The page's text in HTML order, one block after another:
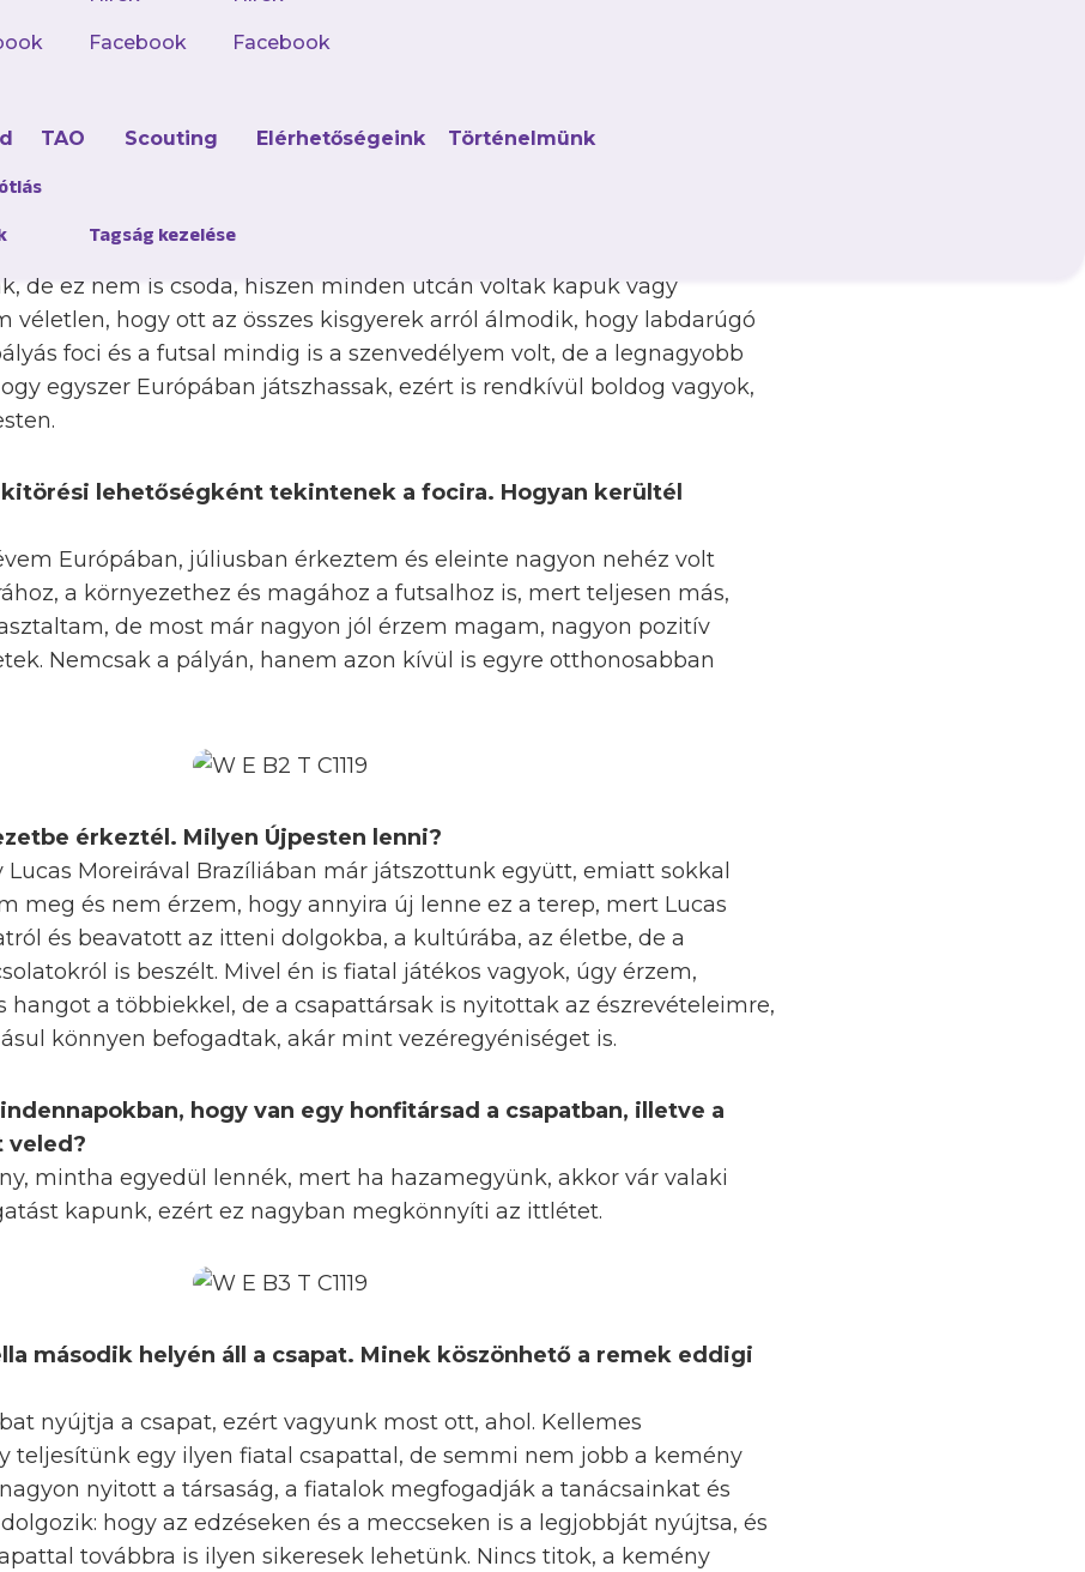
Facebook Facebook
TAO Scouting Elérhetőségeink Történelmünk
Tagság kezelése
a mindennapok része. Milyen volt ott felnőni?
életem szerves részévé vált a labdarúgás. 21 éves koromig játszottam a
a Palmasnál és a Mangueirinhánál. Kiskorom óta az volt az
de ez nem is csoda, hiszen minden utcán voltak kapuk vagy
véletlen, hogy ott az összes kisgyerek arról álmodik, hogy labdarúgó
foci és a futsal mindig is a szenvedélyem volt, de a legnagyobb
egyszer Európában játszhassak, ezért is rendkívül boldog vagyok,
lehetőségként tekintenek a focira. Hogyan kerültél
Európában, júliusban érkeztem és eleinte nagyon nehéz volt
a környezethez és magához a futsalhoz is, mert teljesen más,
de most már nagyon jól érzem magam, nagyon pozitív
Nemcsak a pályán, hanem azon kívül is egyre otthonosabban
érkeztél. Milyen Újpesten lenni?
Lucas Moreirával Brazíliában már játszottunk együtt, emiatt sokkal
meg és nem érzem, hogy annyira új lenne ez a terep, mert Lucas
és beavatott az itteni dolgokba, a kultúrába, az életbe, de a
is beszélt. Mivel én is fiatal játékos vagyok, úgy érzem,
hangot a többiekkel, de a csapattársak is nyitottak az észrevételeimre,
könnyen befogadtak, akár mint vezéregyéniséget is.
hogy van egy honfitársad a csapatban, illetve a
veled?
mintha egyedül lennék, mert ha hazamegyünk, akkor vár valaki
kapunk, ezért ez nagyban megkönnyíti az ittlétet.
második helyén áll a csapat. Minek köszönhető a remek eddigi
nyújtja a csapat, ezért vagyunk most ott, ahol. Kellemes
teljesítünk egy ilyen fiatal csapattal, de semmi nem jobb a kemény
nyitott a társaság, a fiatalok megfogadják a tanácsainkat és
hogy az edzéseken és a meccseken is a legjobbját nyújtsa, és
továbbra is ilyen sikeresek lehetünk. Nincs titok, a kemény